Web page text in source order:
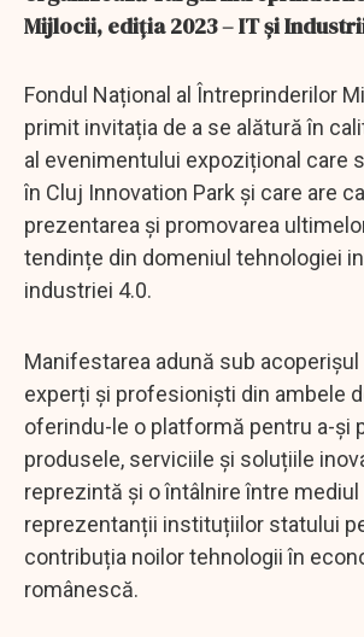
Mijlocii, ediția 2023 – IT și
Fondul Național al Întreprinderilor
primit invitația de a se alătură în
al evenimentului expozițional care
în Cluj Innovation Park și care are
prezentarea și promovarea
tendințe din domeniul tehnologiei
industriei 4.0.
Manifestarea adună sub
experți și profesioniști din ambele
oferindu-le o platformă pentru a-și
produsele, serviciile și soluțiile
reprezintă și o întâlnire între mediul
reprezentanții instituțiilor statului
contribuția noilor tehnologii în
românescă.